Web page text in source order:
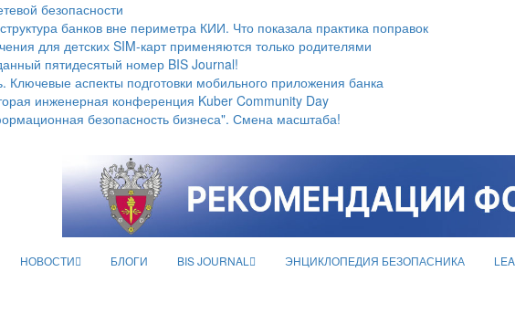
безопасности
банков вне периметра КИИ. Что показала практика поправок
для детских SIM-карт применяются только родителями
пятидесятый номер BIS Journal!
Ключевые аспекты подготовки мобильного приложения банка
инженерная конференция Kuber Community Day
безопасность бизнеса". Смена масштаба!
НОВОСТИ БЛОГИ BIS JOURNAL ЭНЦИКЛОПЕДИЯ БЕЗОПАСНИКА